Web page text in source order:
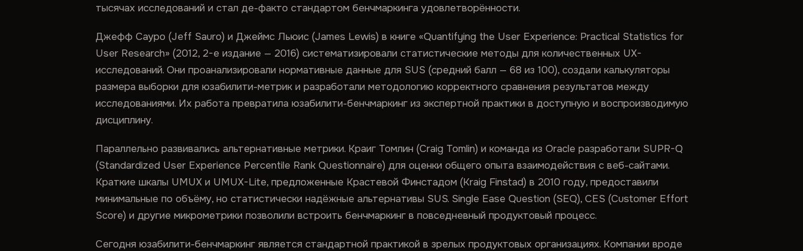
тысячах исследований и стал де-факто стандартом бенчмаркинга удовлетворённости.
Джефф Сауро (Jeff Sauro) и Джеймс Льюис (James Lewis) в книге «Quantifying the User Experience: Practical Statistics for
User Research» (2012, 2-е издание — 2016) систематизировали статистические методы для количественных UX-
исследований. Они проанализировали нормативные данные для SUS (средний балл — 68 из 100), создали калькуляторы
размера выборки для юзабилити-метрик и разработали методологию корректного сравнения результатов между
исследованиями. Их работа превратила юзабилити-бенчмаркинг из экспертной практики в доступную и воспроизводимую
дисциплину.
Параллельно развивались альтернативные метрики. Краиг Томлин (Craig Tomlin) и команда из Oracle разработали SUPR-Q
(Standardized User Experience Percentile Rank Questionnaire) для оценки общего опыта взаимодействия с веб-сайтами.
Краткие шкалы UMUX и UMUX-Lite, предложенные Крастевой Финстадом (Kraig Finstad) в 2010 году, предоставили
минимальные по объёму, но статистически надёжные альтернативы SUS. Single Ease Question (SEQ), CES (Customer Effort
Score) и другие микрометрики позволили встроить бенчмаркинг в повседневный продуктовый процесс.
Сегодня юзабилити-бенчмаркинг является стандартной практикой в зрелых продуктовых организациях. Компании вроде